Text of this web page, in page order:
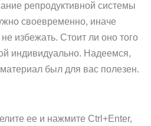
репродуктивной системы
своевременно, иначе
избежать. Стоит ли оно того
индивидуально. Надеемся,
был для вас полезен.
ее и нажмите Ctrl+Enter,